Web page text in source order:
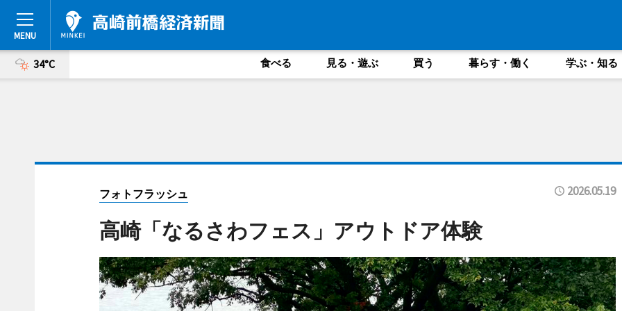
34°C 食べる 見る・遊ぶ 買う 暮らす・働く 学ぶ・知る
フォトフラッシュ 2026.05.19
高崎「なるさわフェス」アウトドア体験